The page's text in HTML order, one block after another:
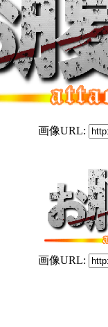
画像URL:
画像URL: